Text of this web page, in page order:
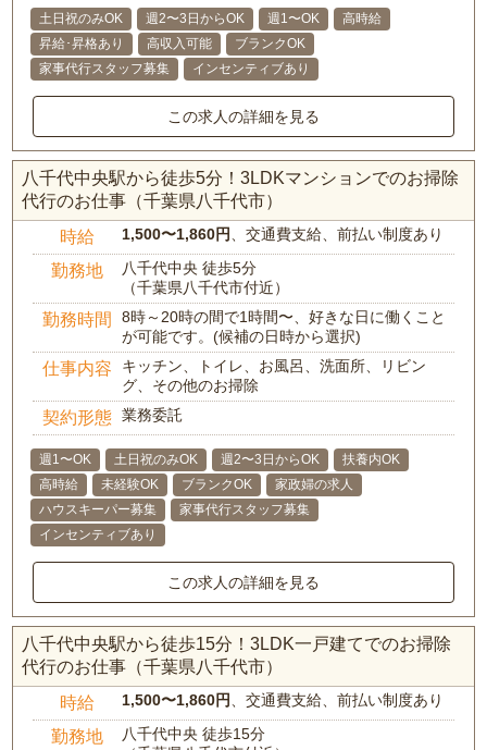
土日祝のみOK 週2〜3日からOK 週1〜OK
高時給
昇給･昇格あり
高収入可能
ブランクOK
家事代行スタッフ募集
インセンティブあり
この求人の詳細を見る
八千代中央駅から徒歩5分！3LDKマンションでのお掃除
代行のお仕事（千葉県八千代市）
時給 1,500〜1,860円 、交通費支給、前払い制度あり
勤務地
八千代中央 徒歩5分
（千葉県八千代市付近）
勤務時間
8時～20時の間で1時間〜、好きな日に働くこと
が可能です。(候補の日時から選択)
仕事内容
キッチン、トイレ、お風呂、洗面所、リビン
グ、その他のお掃除
契約形態 業務委託
週1〜OK 土日祝のみOK 週2〜3日からOK
扶養内OK
高時給
未経験OK ブランクOK
家政婦の求人
ハウスキーパー募集
家事代行スタッフ募集
インセンティブあり
この求人の詳細を見る
八千代中央駅から徒歩15分！3LDK一戸建てでのお掃除
代行のお仕事（千葉県八千代市）
時給 1,500〜1,860円 、交通費支給、前払い制度あり
勤務地
八千代中央 徒歩15分